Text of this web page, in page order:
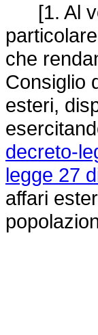
[1. Al
che
Consiglio
esteri,
decreto-
legge 27
affari